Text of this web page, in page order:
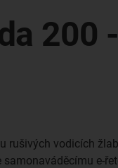
200
rušivých vodicích
e-